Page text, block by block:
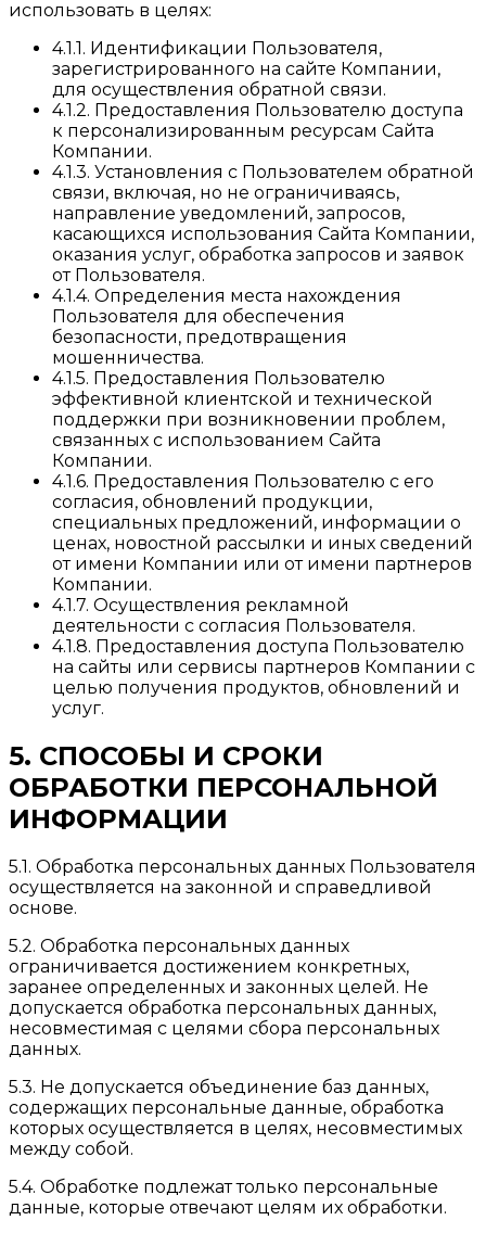
использовать в целях:
4.1.1. Идентификации Пользователя,
зарегистрированного на сайте Компании,
для осуществления обратной связи.
4.1.2. Предоставления Пользователю доступа
к персонализированным ресурсам Сайта
Компании.
4.1.3. Установления с Пользователем обратной
связи, включая, но не ограничиваясь,
направление уведомлений, запросов,
касающихся использования Сайта Компании,
оказания услуг, обработка запросов и заявок
от Пользователя.
4.1.4. Определения места нахождения
Пользователя для обеспечения
безопасности, предотвращения
мошенничества.
4.1.5. Предоставления Пользователю
эффективной клиентской и технической
поддержки при возникновении проблем,
связанных с использованием Сайта
Компании.
4.1.6. Предоставления Пользователю с его
согласия, обновлений продукции,
специальных предложений, информации о
ценах, новостной рассылки и иных сведений
от имени Компании или от имени партнеров
Компании.
4.1.7. Осуществления рекламной
деятельности с согласия Пользователя.
4.1.8. Предоставления доступа Пользователю
на сайты или сервисы партнеров Компании с
целью получения продуктов, обновлений и
услуг.
5. СПОСОБЫ И СРОКИ
ОБРАБОТКИ ПЕРСОНАЛЬНОЙ
ИНФОРМАЦИИ
5.1. Обработка персональных данных Пользователя
осуществляется на законной и справедливой
основе.
5.2. Обработка персональных данных
ограничивается достижением конкретных,
заранее определенных и законных целей. Не
допускается обработка персональных данных,
несовместимая с целями сбора персональных
данных.
5.3. Не допускается объединение баз данных,
содержащих персональные данные, обработка
которых осуществляется в целях, несовместимых
между собой.
5.4. Обработке подлежат только персональные
данные, которые отвечают целям их обработки.